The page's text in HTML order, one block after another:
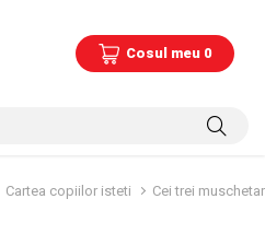
Cosul meu 0
Cartea copiilor isteti Cei trei